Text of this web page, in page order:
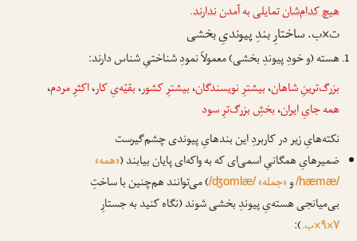
هیچ کدام‌شانتمایلی به آمدنندارند.
ت×ب. ساختارِ بندِ پیوندیِ بخشی
هسته (و خودِ پیوندِ بخشی) معمولاً نمودِ شناختیِ شناس دارند:
بزرگ‌ترینِ شاهان،بیشترِ نویسندگان،بیشترِ کشور،بقیّه‌یِ کار،اکثرِ مردم،
همه جایِ ایران،بخشِ بزرگ‌ترِ سود
نکته‌هایِ زیر در کاربردِ این بندهایِ پیوندی چشم‌گیرست
ضمیرهایِ همگانیِ اسمی‌ای که به واکه‌ای پایان بیابند («همه»
/hæmæ/و«جمله»/ʤomlæ/) می‌توانند هم‌چنین با ساختِ
بی‌میانجی هسته‌یِ پیوندِ بخشی شوند (نگاه کنید به جستارِ
۷×۹×ب.
):